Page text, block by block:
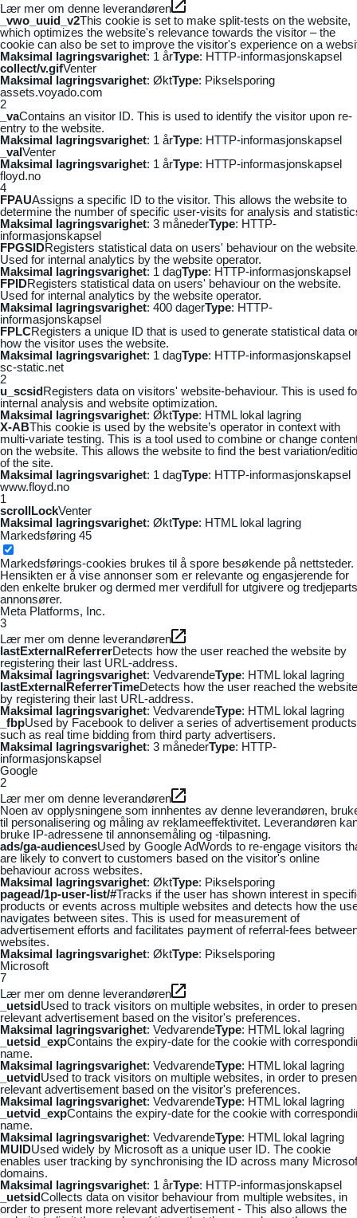
Lær mer om denne leverandøren
_vwo_uuid_v2This cookie is set to make split-tests on the website,
which optimizes the website's relevance towards the visitor – the
cookie can also be set to improve the visitor's experience on a
Maksimal lagringsvarighet: 1 årType: HTTP-informasjonskapsel
collect/v.gifVenter
Maksimal lagringsvarighet: ØktType: Pikselsporing
assets.voyado.com
2
_vaContains an visitor ID. This is used to identify the visitor upon re-
entry to the website.
Maksimal lagringsvarighet: 1 årType: HTTP-informasjonskapsel
_vaIVenter
Maksimal lagringsvarighet: 1 årType: HTTP-informasjonskapsel
floyd.no
4
FPAUAssigns a specific ID to the visitor. This allows the website to
determine the number of specific user-visits for analysis and
Maksimal lagringsvarighet: 3 månederType: HTTP-
informasjonskapsel
FPGSIDRegisters statistical data on users' behaviour on the
Used for internal analytics by the website operator.
Maksimal lagringsvarighet: 1 dagType: HTTP-informasjonskapsel
FPIDRegisters statistical data on users' behaviour on the website.
Used for internal analytics by the website operator.
Maksimal lagringsvarighet: 400 dagerType: HTTP-
informasjonskapsel
FPLCRegisters a unique ID that is used to generate statistical data
how the visitor uses the website.
Maksimal lagringsvarighet: 1 dagType: HTTP-informasjonskapsel
sc-static.net
2
u_scsidRegisters data on visitors' website-behaviour. This is used
internal analysis and website optimization.
Maksimal lagringsvarighet: ØktType: HTML lokal lagring
X-ABThis cookie is used by the website’s operator in context with
multi-variate testing. This is a tool used to combine or change
on the website. This allows the website to find the best variation/
of the site.
Maksimal lagringsvarighet: 1 dagType: HTTP-informasjonskapsel
www.floyd.no
1
scrollLockVenter
Maksimal lagringsvarighet: ØktType: HTML lokal lagring
Markedsføring 45
Markedsførings-cookies brukes til å spore besøkende på nettsteder.
Hensikten er å vise annonser som er relevante og engasjerende for
den enkelte bruker og dermed mer verdifull for utgivere og tredjeparts
annonsører.
Meta Platforms, Inc.
3
Lær mer om denne leverandøren
lastExternalReferrerDetects how the user reached the website by
registering their last URL-address.
Maksimal lagringsvarighet: VedvarendeType: HTML lokal lagring
lastExternalReferrerTimeDetects how the user reached the website
by registering their last URL-address.
Maksimal lagringsvarighet: VedvarendeType: HTML lokal lagring
_fbpUsed by Facebook to deliver a series of advertisement products
such as real time bidding from third party advertisers.
Maksimal lagringsvarighet: 3 månederType: HTTP-
informasjonskapsel
Google
2
Lær mer om denne leverandøren
Noen av opplysningene som innhentes av denne leverandøren,
til personalisering og måling av reklameeffektivitet. Leverandøren
bruke IP-adressene til annonsemåling og -tilpasning.
ads/ga-audiencesUsed by Google AdWords to re-engage visitors
are likely to convert to customers based on the visitor's online
behaviour across websites.
Maksimal lagringsvarighet: ØktType: Pikselsporing
pagead/1p-user-list/#Tracks if the user has shown interest in
products or events across multiple websites and detects how the
navigates between sites. This is used for measurement of
advertisement efforts and facilitates payment of referral-fees
websites.
Maksimal lagringsvarighet: ØktType: Pikselsporing
Microsoft
7
Lær mer om denne leverandøren
_uetsidUsed to track visitors on multiple websites, in order to
relevant advertisement based on the visitor's preferences.
Maksimal lagringsvarighet: VedvarendeType: HTML lokal lagring
_uetsid_expContains the expiry-date for the cookie with
name.
Maksimal lagringsvarighet: VedvarendeType: HTML lokal lagring
_uetvidUsed to track visitors on multiple websites, in order to
relevant advertisement based on the visitor's preferences.
Maksimal lagringsvarighet: VedvarendeType: HTML lokal lagring
_uetvid_expContains the expiry-date for the cookie with
name.
Maksimal lagringsvarighet: VedvarendeType: HTML lokal lagring
MUIDUsed widely by Microsoft as a unique user ID. The cookie
enables user tracking by synchronising the ID across many
domains.
Maksimal lagringsvarighet: 1 årType: HTTP-informasjonskapsel
_uetsidCollects data on visitor behaviour from multiple websites, in
order to present more relevant advertisement - This also allows the